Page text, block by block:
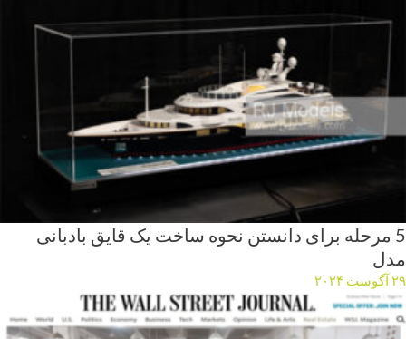
5 مرحله برای دانستن نحوه ساخت یک قایق بادبانی
مدل
۲۹ آگوست ۲۰۲۴